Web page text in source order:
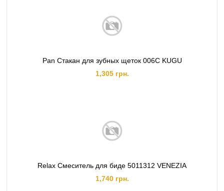
Pan Стакан для зубных щеток 006C KUGU
1,305 грн.
Relax Смеситель для биде 5011312 VENEZIA
1,740 грн.